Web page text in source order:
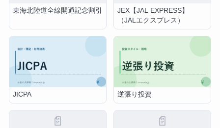
東海北陸道全線開通記念割引
JEX【JAL EXPRESS】
（JALエクスプレス）
JICPA 逆張り投資
📄 📄